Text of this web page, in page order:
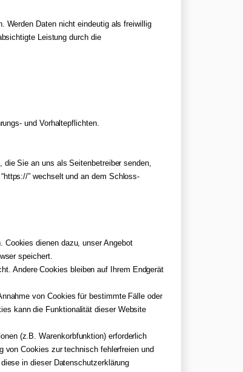
Werden Daten nicht eindeutig als freiwillig
Leistung durch die
und Vorhaltepflichten.
Sie an uns als Seitenbetreiber senden,
” wechselt und an dem Schloss-
Cookies dienen dazu, unser Angebot
speichert.
Andere Cookies bleiben auf Ihrem Endgerät
von Cookies für bestimmte Fälle oder
kann die Funktionalität dieser Website
(z.B. Warenkorbfunktion) erforderlich
von Cookies zur technisch fehlerfreien und
in dieser Datenschutzerklärung